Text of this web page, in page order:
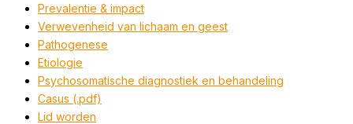
Prevalentie & impact
Verwevenheid van lichaam en geest
Pathogenese
Etiologie
Psychosomatische diagnostiek en behandeling
Casus (.pdf)
Lid worden